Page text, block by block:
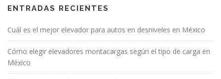
ENTRADAS RECIENTES
Cuál es el mejor elevador para autos en desniveles en México
Cómo elegir elevadores montacargas según el tipo de carga en
México